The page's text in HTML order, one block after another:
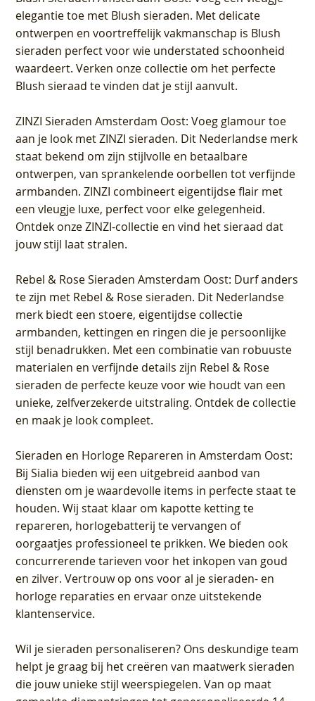
elegantie toe met Blush sieraden. Met delicate
ontwerpen en voortreffelijk vakmanschap is Blush
sieraden perfect voor wie understated schoonheid
waardeert. Verken onze collectie om het perfecte
Blush sieraad te vinden dat je stijl aanvult.
ZINZI Sieraden Amsterdam Oost: Voeg glamour toe
aan je look met ZINZI sieraden. Dit Nederlandse merk
staat bekend om zijn stijlvolle en betaalbare
ontwerpen, van sprankelende oorbellen tot verfijnde
armbanden. ZINZI combineert eigentijdse flair met
een vleugje luxe, perfect voor elke gelegenheid.
Ontdek onze ZINZI-collectie en vind het sieraad dat
jouw stijl laat stralen.
Rebel & Rose Sieraden Amsterdam Oost: Durf anders
te zijn met Rebel & Rose sieraden. Dit Nederlandse
merk biedt een stoere, eigentijdse collectie
armbanden, kettingen en ringen die je persoonlijke
stijl benadrukken. Met een combinatie van robuuste
materialen en verfijnde details zijn Rebel & Rose
sieraden de perfecte keuze voor wie houdt van een
unieke, zelfverzekerde uitstraling. Ontdek de collectie
en maak je look compleet.
Sieraden en Horloge Repareren in Amsterdam Oost:
Bij Sialia bieden wij een uitgebreid aanbod van
diensten om je waardevolle items in perfecte staat te
houden. Wij staat klaar om kapotte ketting te
repareren, horlogebatterij te vervangen of
oorgaatjes professioneel te prikken. We bieden ook
concurrerende tarieven voor het inkopen van goud
en zilver. Vertrouw op ons voor al je sieraden- en
horloge reparaties en ervaar onze uitstekende
klantenservice.
Wil je sieraden personaliseren? Ons deskundige team
helpt je graag bij het creëren van maatwerk sieraden
die jouw unieke stijl weerspiegelen. Van op maat